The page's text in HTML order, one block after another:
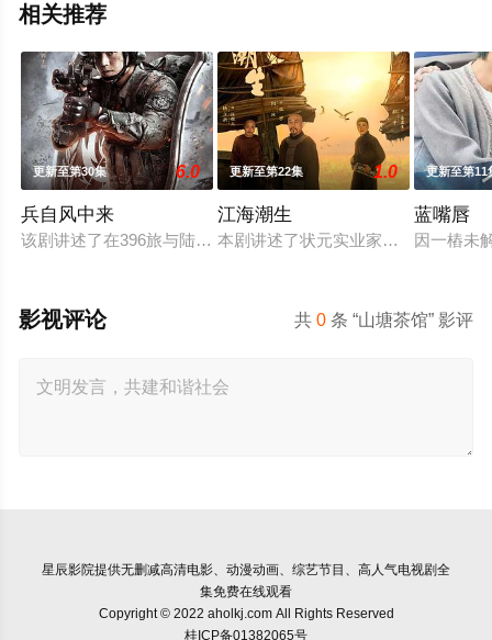
相关推荐
更新至第30集 6.0
兵自风中来
该剧讲述了在396旅与陆军步兵学院联合举办的小型军事演习中
更新至第22集 1.0
江海潮生
本剧讲述了状元实业家张謇创办大生
更新至第11
蓝嘴唇
因一樁未
共0 条 “山塘茶馆” 影评
影视评论
星辰影院提供无删减高清电影、动漫动画、综艺节目、高人气电视剧全
集免费在线观看
Copyright © 2022 aholkj.com All Rights Reserved
桂ICP备01382065号